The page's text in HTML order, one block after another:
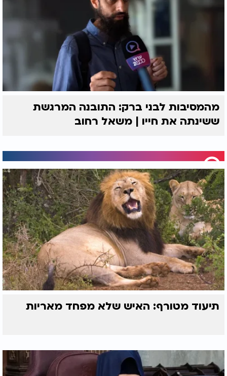
מהמסיבות לבני ברק: התובנה המרגשת
ששינתה את חייו | משאל רחוב
תיעוד מטורף: האיש שלא מפחד מאריות